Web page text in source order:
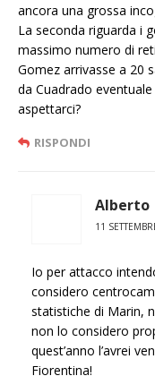
ancora una grossa
La seconda riguarda i
massimo numero di
Gomez arrivasse a 20
da Cuadrado
aspettarci?
RISPONDI
Alberto
11
Io per attacco
considero
statistiche di Marin,
non lo considero
quest’anno l’avrei
Fiorentina!